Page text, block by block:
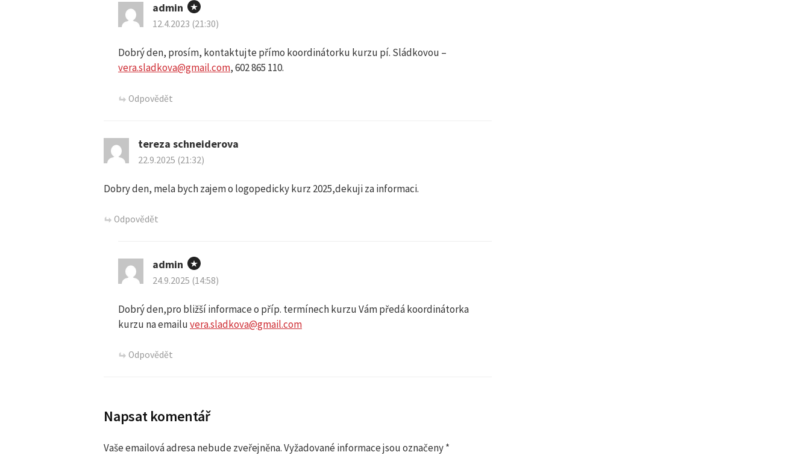
admin
12.4.2023 (21:30)
Dobrý den, prosím, kontaktujte přímo koordinátorku kurzu pí. Sládkovou –
vera.sladkova@gmail.com, 602 865 110.
Odpovědět
tereza schneiderova
22.9.2025 (21:32)
Dobry den, mela bych zajem o logopedicky kurz 2025,dekuji za informaci.
Odpovědět
admin
24.9.2025 (14:58)
Dobrý den,pro bližší informace o příp. termínech kurzu Vám předá koordinátorka
kurzu na emailuvera.sladkova@gmail.com
Odpovědět
Napsat komentář
Vaše emailová adresa nebude zveřejněna.Vyžadované informace jsou označeny*